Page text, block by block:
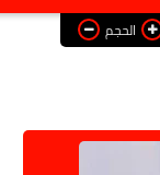
الحجم